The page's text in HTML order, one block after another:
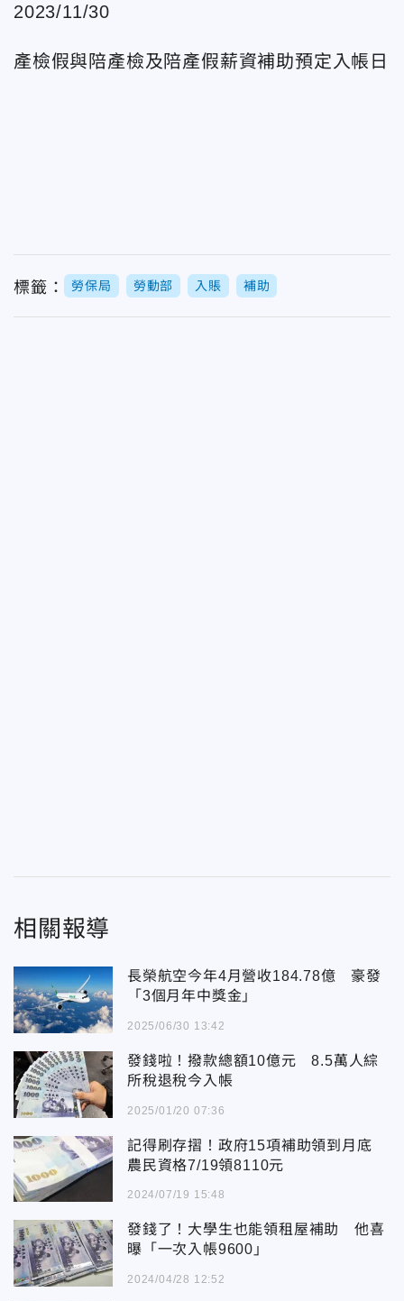
2023/11/30
產檢假與陪產檢及陪產假薪資補助預定入帳日
標籤： 勞保局 勞動部 入賬 補助
相關報導
長榮航空今年4月營收184.78億 豪發
「3個月年中獎金」
2025/06/30 13:42
發錢啦！撥款總額10億元 8.5萬人綜
所稅退稅今入帳
2025/01/20 07:36
記得刷存摺！政府15項補助領到月底
農民資格7/19領8110元
2024/07/19 15:48
發錢了！大學生也能領租屋補助 他喜
曝「一次入帳9600」
2024/04/28 12:52